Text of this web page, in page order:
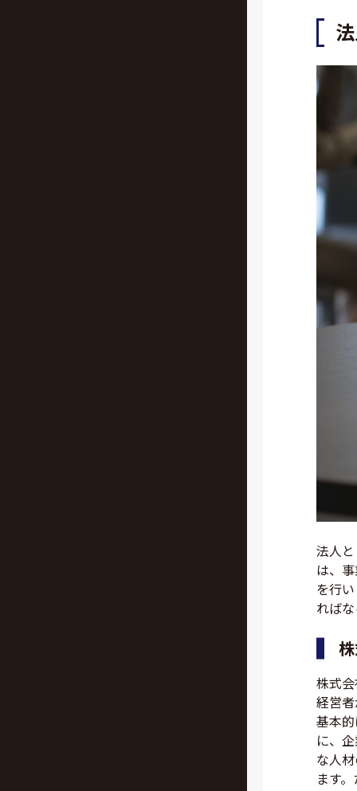
法人
は、
を行
れば
株式
経営
基本
に、
な人
ます